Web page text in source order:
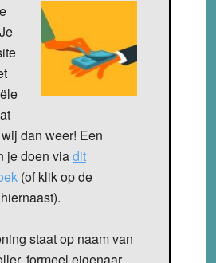
dan weer! Een
je doen viadit
(of klik op de
staat op naam van
formeel eigenaar